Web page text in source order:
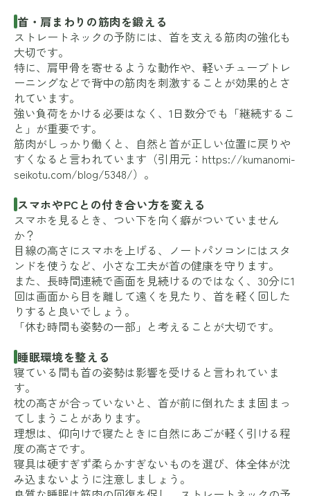
首・肩まわりの筋肉を鍛える
ストレートネックの予防には、首を支える筋肉の強化も
大切です。
特に、肩甲骨を寄せるような動作や、軽いチューブトレ
ーニングなどで背中の筋肉を刺激することが効果的とさ
れています。
強い負荷をかける必要はなく、1日数分でも「継続するこ
と」が重要です。
筋肉がしっかり働くと、自然と首が正しい位置に戻りや
すくなると言われています（引用元： https://kumanomi-
seikotu.com/blog/5348/）。
スマホやPCとの付き合い方を変える
スマホを見るとき、つい下を向く癖がついていません
か？
目線の高さにスマホを上げる、ノートパソコンにはスタ
ンドを使うなど、小さな工夫が首の健康を守ります。
また、長時間連続で画面を見続けるのではなく、30分に1
回は画面から目を離して遠くを見たり、首を軽く回した
りすると良いでしょう。
「休む時間も姿勢の一部」と考えることが大切です。
睡眠環境を整える
寝ている間も首の姿勢は影響を受けると言われていま
す。
枕の高さが合っていないと、首が前に倒れたまま固まっ
てしまうことがあります。
理想は、仰向けで寝たときに自然にあごが軽く引ける程
度の高さです。
寝具は硬すぎず柔らかすぎないものを選び、体全体が沈
み込まないように注意しましょう。